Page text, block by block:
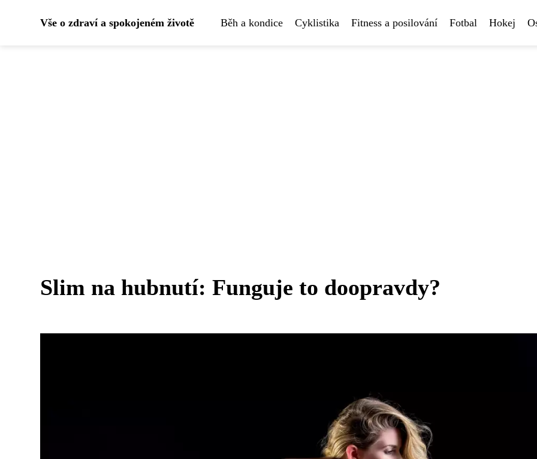
Vše o zdraví a spokojeném životě Běh a kondice Cyklistika Fitness a posilování Fotbal Hokej
Slim na hubnutí: Funguje to doopravdy?